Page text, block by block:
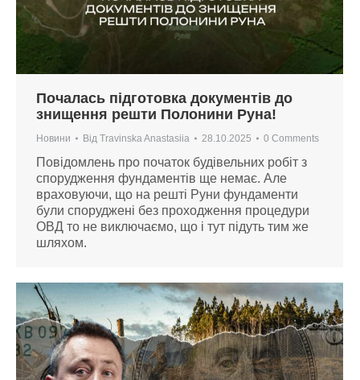
Почалась підготовка документів до
знищення решти Полонини Руна!
Новини Від Travinska Anastasiia 28.10.2025 0 Comments
Повідомлень про початок будівельних робіт з
спорудження фундаментів ще немає. Але
враховуючи, що на решті Руни фундаменти
були споруджені без проходження процедури
ОВД то не виключаємо, що і тут підуть тим же
шляхом.